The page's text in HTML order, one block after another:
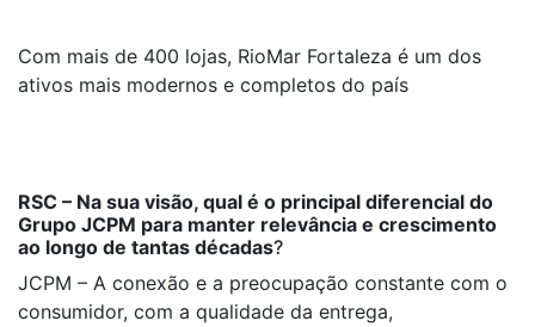
Com mais de 400 lojas, RioMar Fortaleza é um dos
ativos mais modernos e completos do país
RSC – Na sua visão, qual é o principal diferencial do
Grupo JCPM para manter relevância e crescimento
ao longo de tantas décadas?
JCPM – A conexão e a preocupação constante com o
consumidor, com a qualidade da entrega,